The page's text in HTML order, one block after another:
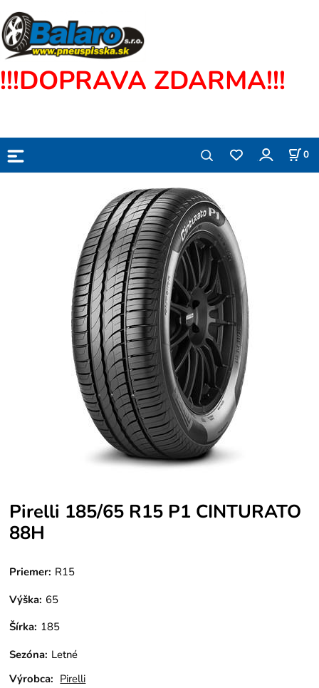
!!!DOPRAVA ZDARMA!!!
0
Pirelli 185/65 R15 P1 CINTURATO
88H
Priemer: R15
Výška: 65
Šírka: 185
Sezóna: Letné
Výrobca: Pirelli